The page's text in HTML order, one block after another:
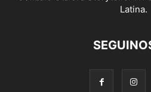
Latina.